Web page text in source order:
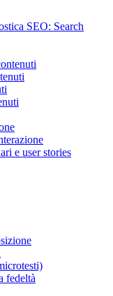
SEO: Search
e user stories
fedeltà